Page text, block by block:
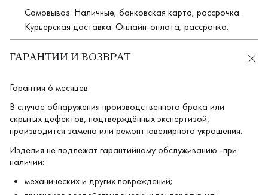
Самовывоз. Наличные; банковская карта; рассрочка.
Курьерская доставка. Онлайн-оплата; рассрочка.
ГАРАНТИИ И ВОЗВРАТ
Гарантия 6 месяцев.
В случае обнаружения производственного брака или
скрытых дефектов, подтверждённых экспертизой,
производится замена или ремонт ювелирного украшения.
Изделия не подлежат гарантийному обслуживанию -при
наличии:
механических и других повреждений;